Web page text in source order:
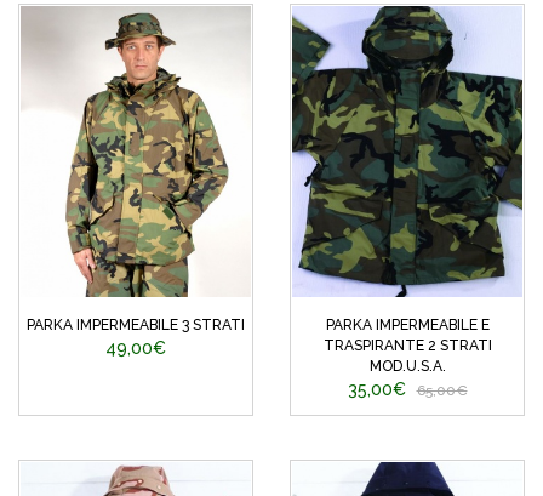
PARKA IMPERMEABILE 3 STRATI
49,00€
PARKA IMPERMEABILE E
TRASPIRANTE 2 STRATI
MOD.U.S.A.
35,00€ 65,00€